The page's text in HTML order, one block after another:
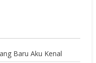
Baru Aku Kenal